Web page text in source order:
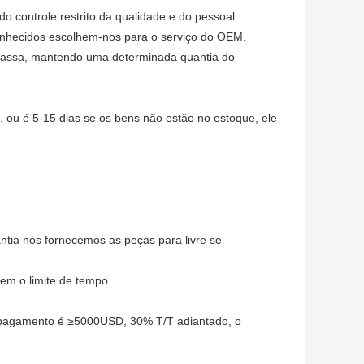
controle restrito da qualidade e do pessoal
escolhem-nos para o serviço do OEM.
mantendo uma determinada quantia do
é 5-15 dias se os bens não estão no estoque, ele
nós fornecemos as peças para livre se
o limite de tempo.
é ≥5000USD, 30% T/T adiantado, o